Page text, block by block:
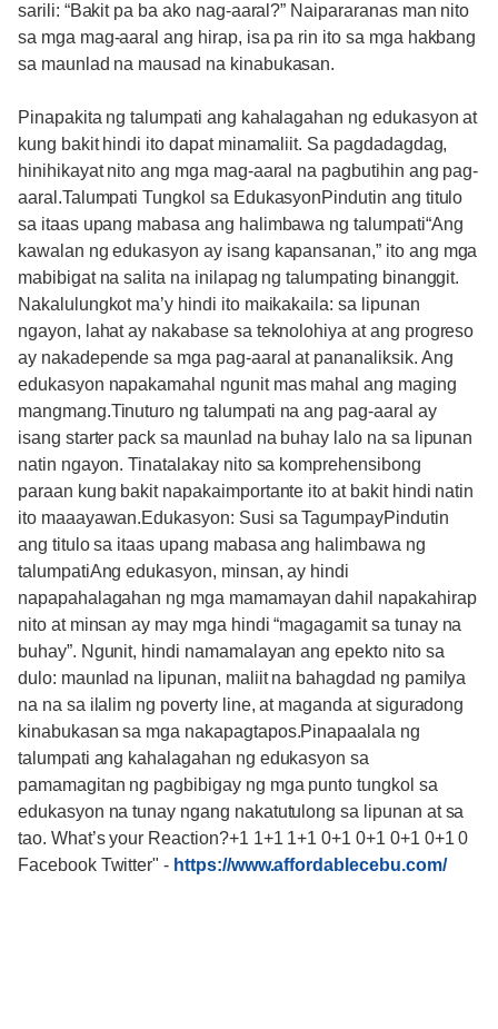
sarili: “Bakit pa ba ako nag-aaral?” Naipararanas man nito
sa mga mag-aaral ang hirap, isa pa rin ito sa mga hakbang
sa maunlad na mausad na kinabukasan.
Pinapakita ng talumpati ang kahalagahan ng edukasyon at
kung bakit hindi ito dapat minamaliit. Sa pagdadagdag,
hinihikayat nito ang mga mag-aaral na pagbutihin ang pag-
aaral.Talumpati Tungkol sa EdukasyonPindutin ang titulo
sa itaas upang mabasa ang halimbawa ng talumpati“Ang
kawalan ng edukasyon ay isang kapansanan,” ito ang mga
mabibigat na salita na inilapag ng talumpating binanggit.
Nakalulungkot ma’y hindi ito maikakaila: sa lipunan
ngayon, lahat ay nakabase sa teknolohiya at ang progreso
ay nakadepende sa mga pag-aaral at pananaliksik. Ang
edukasyon napakamahal ngunit mas mahal ang maging
mangmang.Tinuturo ng talumpati na ang pag-aaral ay
isang starter pack sa maunlad na buhay lalo na sa lipunan
natin ngayon. Tinatalakay nito sa komprehensibong
paraan kung bakit napakaimportante ito at bakit hindi natin
ito maaayawan.Edukasyon: Susi sa TagumpayPindutin
ang titulo sa itaas upang mabasa ang halimbawa ng
talumpatiAng edukasyon, minsan, ay hindi
napapahalagahan ng mga mamamayan dahil napakahirap
nito at minsan ay may mga hindi “magagamit sa tunay na
buhay”. Ngunit, hindi namamalayan ang epekto nito sa
dulo: maunlad na lipunan, maliit na bahagdad ng pamilya
na na sa ilalim ng poverty line, at maganda at siguradong
kinabukasan sa mga nakapagtapos.Pinapaalala ng
talumpati ang kahalagahan ng edukasyon sa
pamamagitan ng pagbibigay ng mga punto tungkol sa
edukasyon na tunay ngang nakatutulong sa lipunan at sa
tao. What’s your Reaction?+1 1+1 1+1 0+1 0+1 0+1 0+1 0
Facebook Twitter"- https://www.affordablecebu.com/